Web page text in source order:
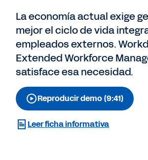
La economía actual exige
mejor el ciclo de vida
empleados externos.
Extended Workforce
satisface esa necesidad.
Reproducir demo (9:41)
Leer ficha informativa